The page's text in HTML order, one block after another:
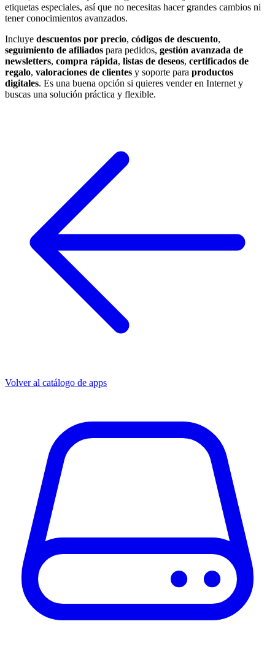
etiquetas especiales, así que no necesitas hacer grandes cambios ni
tener conocimientos avanzados.
Incluye descuentos por precio, códigos de descuento,
seguimiento de afiliados para pedidos, gestión avanzada de
newsletters, compra rápida, listas de deseos, certificados de
regalo, valoraciones de clientes y soporte para productos
digitales. Es una buena opción si quieres vender en Internet y
buscas una solución práctica y flexible.
Volver al catálogo de apps